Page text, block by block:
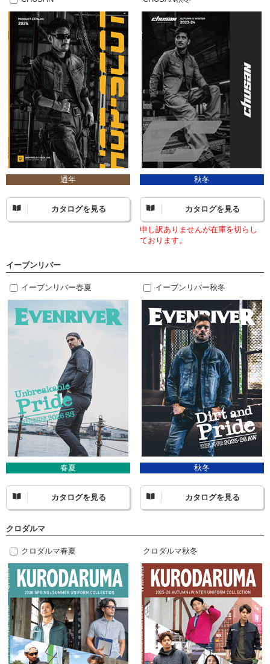
通年
カタログを見る
秋冬
カタログを見る
申し訳ありませんが在庫を切らし
ております。
イーブンリバー
イーブンリバー春夏
春夏
カタログを見る
イーブンリバー秋冬
秋冬
カタログを見る
クロダルマ
クロダルマ春夏 クロダルマ秋冬